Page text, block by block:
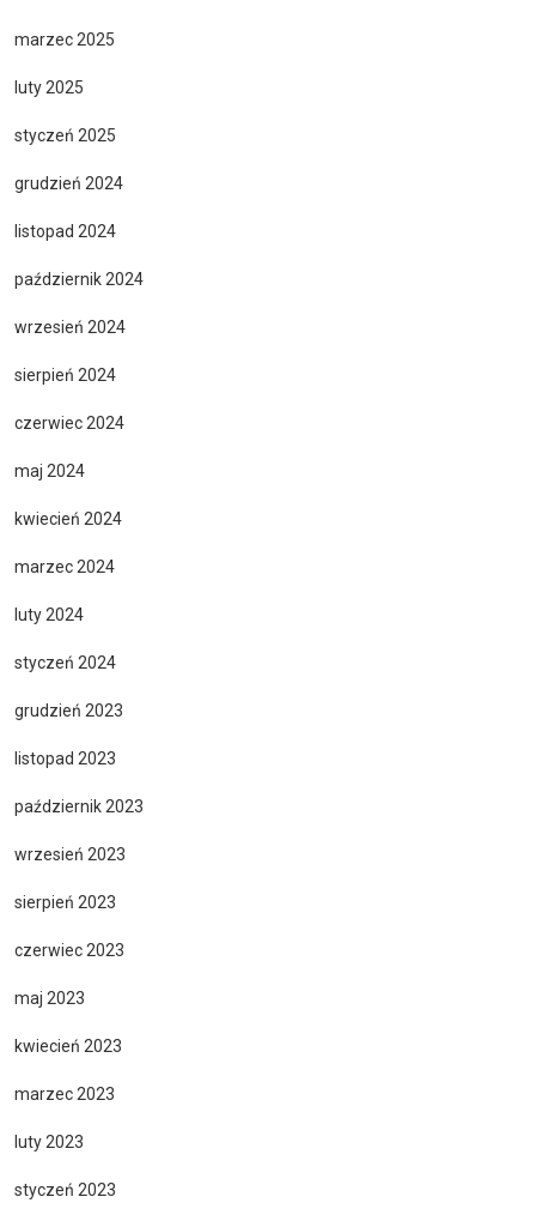
marzec 2025
luty 2025
styczeń 2025
grudzień 2024
listopad 2024
październik 2024
wrzesień 2024
sierpień 2024
czerwiec 2024
maj 2024
kwiecień 2024
marzec 2024
luty 2024
styczeń 2024
grudzień 2023
listopad 2023
październik 2023
wrzesień 2023
sierpień 2023
czerwiec 2023
maj 2023
kwiecień 2023
marzec 2023
luty 2023
styczeń 2023